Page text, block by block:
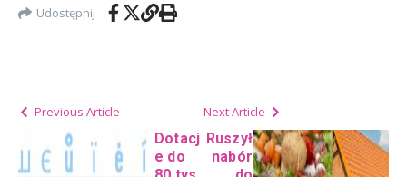
Udostępnij
Previous Article
Dotacj
e do
Next Article
Ruszył
nabór